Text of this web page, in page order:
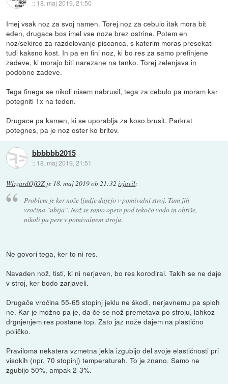
:: 18. maj 2019, 21:50
Imej vsak noz za svoj namen. Torej noz za cebulo itak mora bit
eden, drugace bos imel vse noze brez ostrine. Potem en
noz/sekirco za razdelovanje piscanca, s katerim moras presekati
tudi kaksno kost. In pa en fini noz, ki bo res za samo prefinjene
zadeve, ki morajo biti narezane na tanko. Torej zelenjava in
podobne zadeve.
Tega finega se nikoli nisem nabrusil, tega za cebulo pa moram kar
potegniti 1x na teden.
Drugace pa kamen, ki se uporablja za koso brusit. Parkrat
potegnes, pa je noz oster ko britev.
bbbbbb2015
:: 18. maj 2019, 21:51
WizzardOfOZ je 18. maj 2019 ob 21:32 izjavil:
Problem je ker nože ljudje dajejo v pomivalni stroj. Tam jih
vročina "ubija". Nož se samo opere pod tekočo vodo in obriše,
nikoli pa pere v pomivalnem stroju.
Ne govori tega, ker to ni res.
Navaden nož, tisti, ki ni nerjaven, bo res korodiral. Takih se ne daje
v stroj, ker bodo zarjaveli.
Drugače vročina 55-65 stopinj jeklu ne škodi, nerjavnemu pa sploh
ne. Kar je možno pa je, da če se nož premetava po stroju, lahkoz
drgnjenjem res postane top. Zato jaz nože dajem na plastično
poličko.
Praviloma nekatera vzmetna jekla izgubijo del svoje elastičnosti pri
visokih (npr. 70 stopinj) temperaturah. To je znano. Samo ne
zgubijo 50%, ampak 2-3%.